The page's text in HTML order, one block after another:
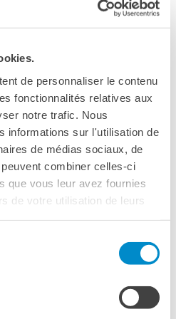
de personnaliser le contenu
fonctionnalités relatives aux
notre trafic. Nous
informations sur l'utilisation de
de médias sociaux, de
combiner celles-ci
que vous leur avez fournies
de votre utilisation de leurs
Entrepreneurs
noi
gare
contratti
ITALIA
2020, 18:30
RINVIATO
Dialoghi del Farnese
ore 18:30
Farnese
invito) e in streaming in lingua
con traduzione simultanea
, Presidente del Comitato